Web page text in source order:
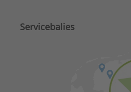
Servicebalies